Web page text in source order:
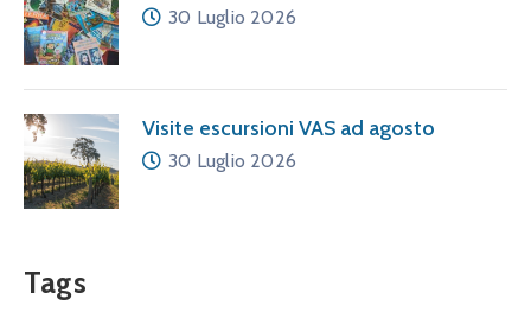
30 Luglio 2026
Visite escursioni VAS ad agosto
30 Luglio 2026
Tags